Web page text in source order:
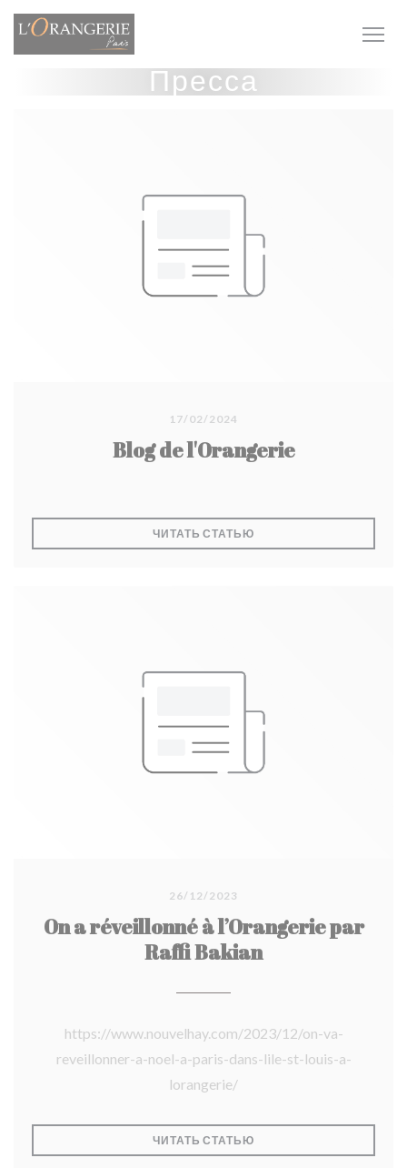
Панель управления cookies
Пресса
17/02/2024
Blog de l'Orangerie
ЧИТАТЬ СТАТЬЮ((ОТКРЫВАЕТСЯ В
26/12/2023
On a réveillonné à l’Orangerie par
Raffi Bakian
https://www.nouvelhay.com/2023/12/on-va-
reveillonner-a-noel-a-paris-dans-lile-st-louis-a-
lorangerie/
ЧИТАТЬ СТАТЬЮ((ОТКРЫВАЕТСЯ В